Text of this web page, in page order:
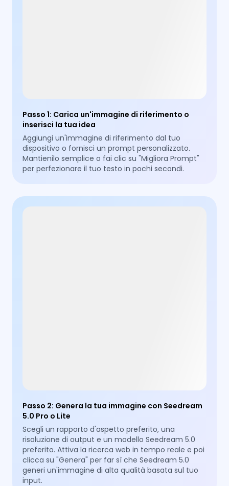
Passo 1: Carica un'immagine di riferimento o
inserisci la tua idea
Aggiungi un'immagine di riferimento dal tuo
dispositivo o fornisci un prompt personalizzato.
Mantienilo semplice o fai clic su "Migliora Prompt"
per perfezionare il tuo testo in pochi secondi.
Passo 2: Genera la tua immagine con Seedream
5.0 Pro o Lite
Scegli un rapporto d'aspetto preferito, una
risoluzione di output e un modello Seedream 5.0
preferito. Attiva la ricerca web in tempo reale e poi
clicca su "Genera" per far sì che Seedream 5.0
generi un'immagine di alta qualità basata sul tuo
input.